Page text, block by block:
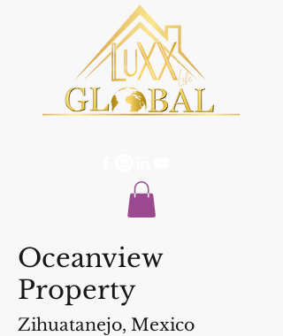
Oceanview
Property
Zihuatanejo, Mexico